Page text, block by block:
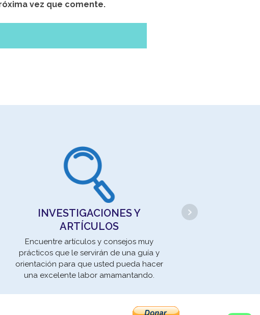
vez que comente.
INVESTIGACIONES Y
ARTÍCULOS
Encuentre artículos y consejos muy
prácticos que le servirán de una guía y
orientación para que usted pueda hacer
una excelente labor amamantando.
BANCOS DE